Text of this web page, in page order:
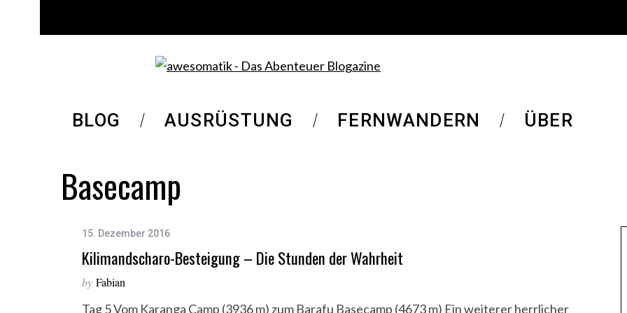
BLOG AUSRÜSTUNG FERNWANDERN ÜBER
Basecamp
15. Dezember 2016
Kilimandscharo-Besteigung – Die Stunden der Wahrheit
by Fabian
Tag 5 Vom Karanga Camp (3936 m) zum Barafu Basecamp (4673 m) Ein weiterer herrlicher